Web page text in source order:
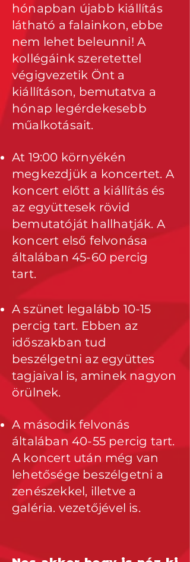
hónapban újabb kiállítás
látható a falainkon, ebbe
nem lehet beleunni! A
kollégáink szeretettel
végigvezetik Önt a
kiállításon, bemutatva a
hónap legérdekesebb
műalkotásait.
At 19:00 környékén
megkezdjük a koncertet. A
koncert előtt a kiállítás és
az együttesek rövid
bemutatóját hallhatják. A
koncert első felvonása
általában 45-60 percig
tart.
A szünet legalább 10-15
percig tart. Ebben az
időszakban tud
beszélgetni az együttes
tagjaival is, aminek nagyon
örülnek.
A második felvonás
általában 40-55 percig tart.
A koncert után még van
lehetősége beszélgetni a
zenészekkel, illetve a
galéria. vezetőjével is.